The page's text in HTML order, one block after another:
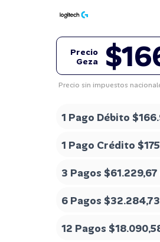
Precio
Geza
Precio sin impuestos
1 Pago Débito
1 Pago Crédito
3 Pagos $61.229,67
6 Pagos $32.284,73
12 Pagos